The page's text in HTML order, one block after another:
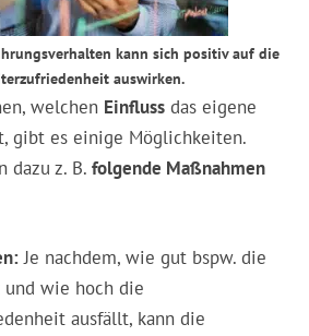
kann sich positiv auf die
auswirken.
welchen Einfluss das eigene
gibt es einige Möglichkeiten.
dazu z. B. folgende Maßnahmen
Je nachdem, wie gut bspw. die
wie hoch die
ausfällt, kann die